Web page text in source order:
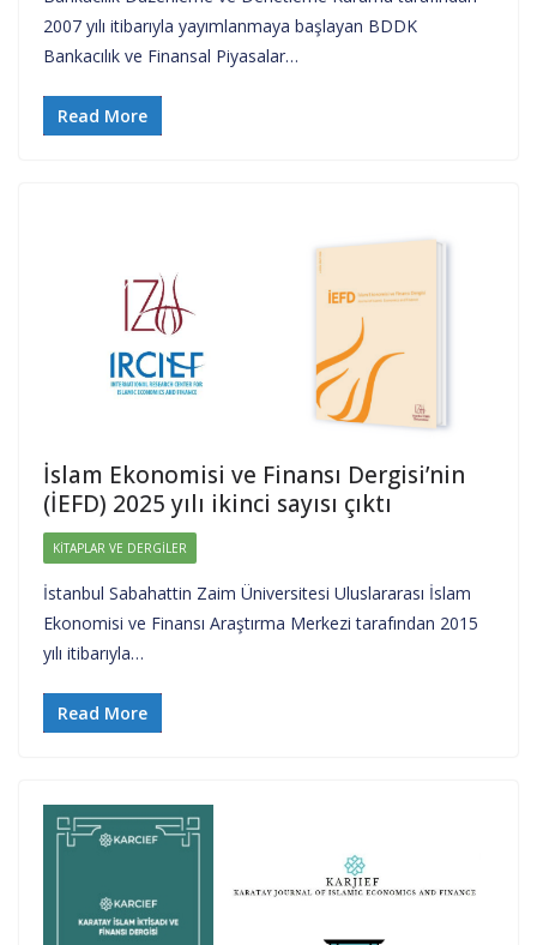
2007 yılı itibarıyla yayımlanmaya başlayan BDDK
Bankacılık ve Finansal Piyasalar…
Read More
İslam Ekonomisi ve Finansı Dergisi’nin
(İEFD) 2025 yılı ikinci sayısı çıktı
KITAPLAR VE DERGILER
İstanbul Sabahattin Zaim Üniversitesi Uluslararası İslam
Ekonomisi ve Finansı Araştırma Merkezi tarafından 2015
yılı itibarıyla…
Read More